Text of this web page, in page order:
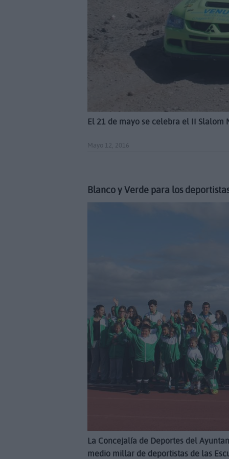
El 21 de mayo se celebra el II Slalom
Mayo 12, 2016
Blanco y Verde para los
La Concejalía de Deportes del
medio millar de deportistas de las